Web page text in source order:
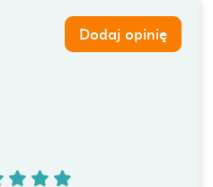
Dodaj opinię